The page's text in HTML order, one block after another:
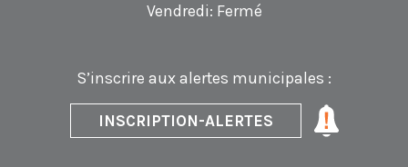
Vendredi: Fermé
S’inscrire aux alertes municipales :
INSCRIPTION-ALERTES